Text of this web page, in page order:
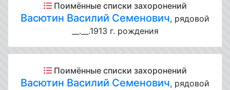
Поимённые списки захоронений
Васютин Василий Семенович, рядовой
__.__.1913 г. рождения
Поимённые списки захоронений
Васютин Василий Семенович, рядовой